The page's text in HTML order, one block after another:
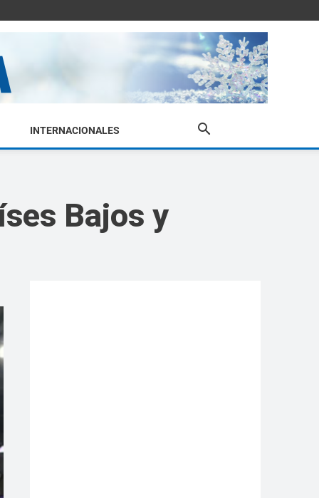
INTERNACIONALES
Bajos y